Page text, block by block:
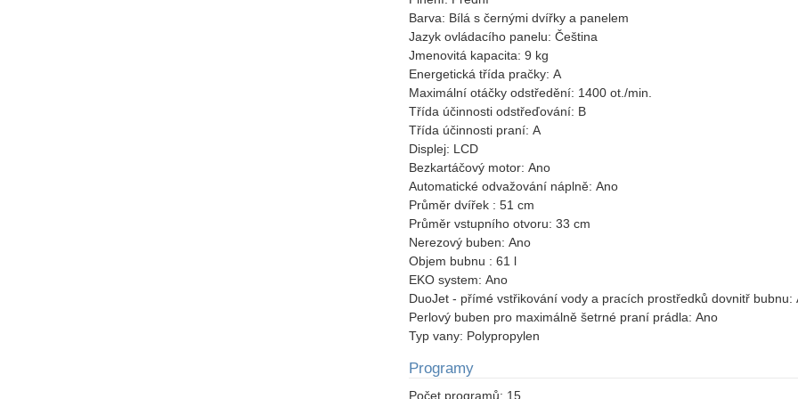
Barva: Bílá s černými dvířky a panelem
Jazyk ovládacího panelu: Čeština
Jmenovitá kapacita: 9 kg
Energetická třída pračky: A
Maximální otáčky odstředění: 1400 ot./min.
Třída účinnosti odstřeďování: B
Třída účinnosti praní: A
Displej: LCD
Bezkartáčový motor: Ano
Automatické odvažování náplně: Ano
Průměr dvířek : 51 cm
Průměr vstupního otvoru: 33 cm
Nerezový buben: Ano
Objem bubnu : 61 l
EKO system: Ano
DuoJet - přímé vstřikování vody a pracích prostředků dovnitř bubnu:
Perlový buben pro maximálně šetrné praní prádla: Ano
Typ vany: Polypropylen
Programy
Počet programů: 15